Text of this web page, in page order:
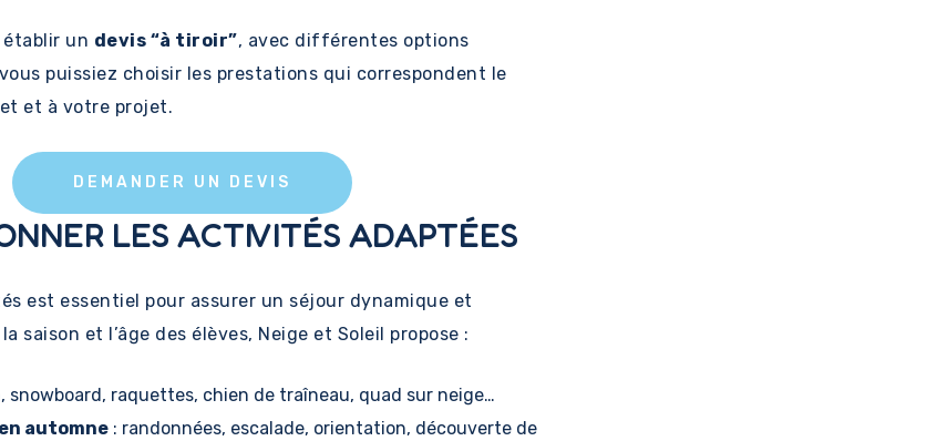
établir un devis “à tiroir”, avec différentes options
puissiez choisir les prestations qui correspondent le
et à votre projet.
DEMANDER UN DEVIS
LES ACTIVITÉS ADAPTÉES
est essentiel pour assurer un séjour dynamique et
saison et l’âge des élèves, Neige et Soleil propose :
snowboard, raquettes, chien de traîneau, quad sur neige…
automne: randonnées, escalade, orientation, découverte de